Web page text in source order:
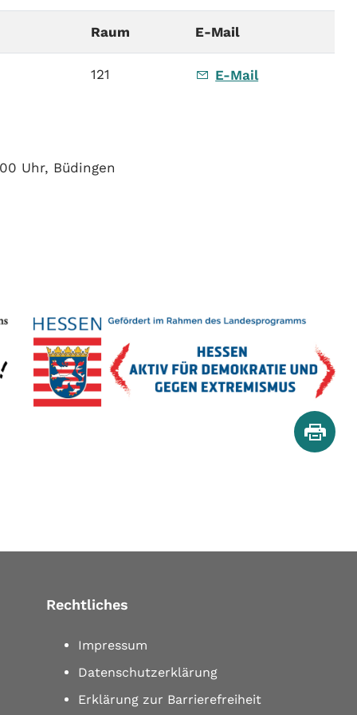
Raum E-Mail
121 E-Mail
Uhr, Büdingen
Rechtliches
Impressum
Datenschutzerklärung
Erklärung zur Barrierefreiheit